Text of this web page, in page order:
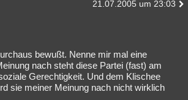
21.07.2005 um 23:03
bewußt. Nenne mir mal eine
nach steht diese Partei (fast) am
Gerechtigkeit. Und dem Klischee
sie meiner Meinung nach nicht wirklich